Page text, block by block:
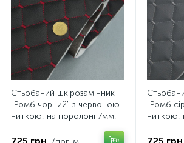
Стьобаний шкірозамінник
"Ромб чорний" з червоною
ниткою, на поролоні 7мм,
Туреччина
"Ромб
ниткою,
Туреччина